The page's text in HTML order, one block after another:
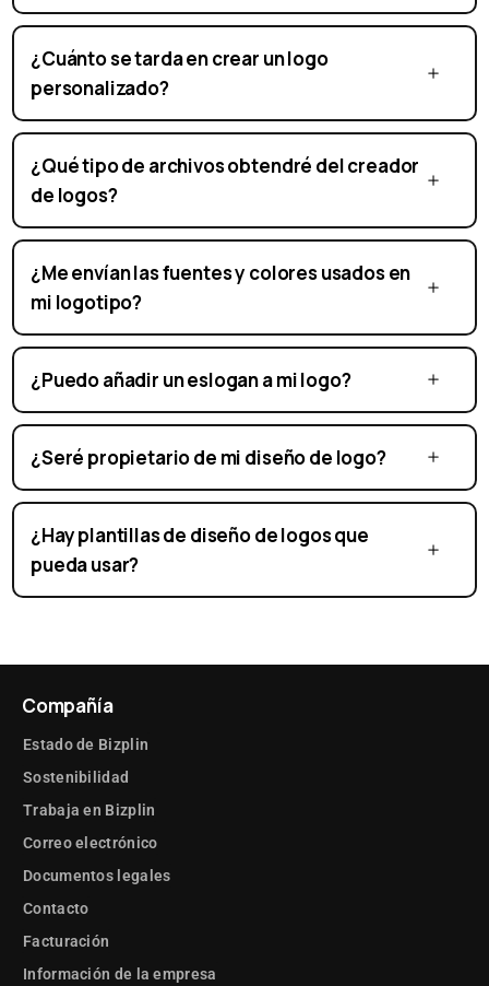
¿Cuánto se tarda en crear un logo
personalizado?
¿Qué tipo de archivos obtendré del creador
de logos?
¿Me envían las fuentes y colores usados en
mi logotipo?
¿Puedo añadir un eslogan a mi logo?
¿Seré propietario de mi diseño de logo?
¿Hay plantillas de diseño de logos que
pueda usar?
Compañía
Estado de Bizplin
Sostenibilidad
Trabaja en Bizplin
Correo electrónico
Documentos legales
Contacto
Facturación
Información de la empresa